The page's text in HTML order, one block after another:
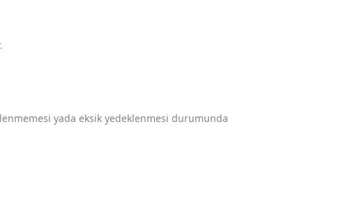
yada eksik yedeklenmesi durumunda